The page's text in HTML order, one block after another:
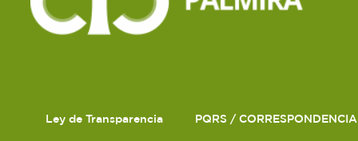
Ley de Transparencia PQRS / CORRESPONDENCIA